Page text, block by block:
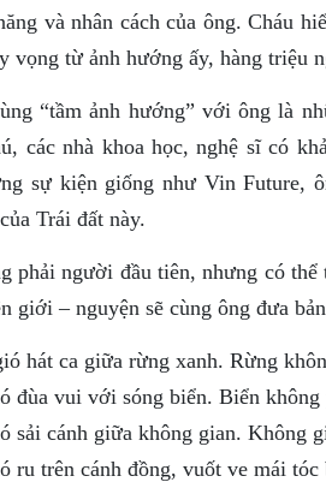
và nhân cách của ông. Cháu
vọng từ ảnh hướng ấy, hàng triệu
“tầm ảnh hướng” với ông là
các nhà khoa học, nghệ sĩ có
sự kiện giống như Vin Future,
Trái đất này.
phải người đầu tiên, nhưng có
giới – nguyện sẽ cùng ông đưa
hát ca giữa rừng xanh. Rừng
đùa vui với sóng biển. Biển
sải cánh giữa không gian. Không
ru trên cánh đồng, vuốt ve mái